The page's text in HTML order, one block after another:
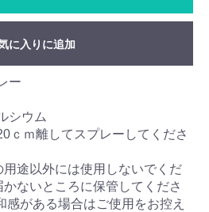
に入りに追加
ー
シウム
ｃｍ離してスプレーしてくださ
途以外には使用しないでくだ
ないところに保管してくださ
感がある場合はご使用をお控え